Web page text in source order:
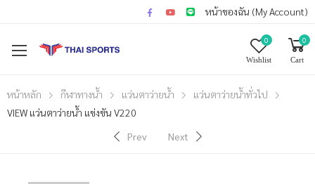
หน้าของฉัน (My Account)
0
Wishlist
0
Cart
หน้าหลัก กีฬาทางน้ำ แว่นตาว่ายน้ำ
แว่นตาว่ายน้ำทั่วไป
VIEW แว่นตาว่ายน้ำ แข่งขัน V220
Prev
Next